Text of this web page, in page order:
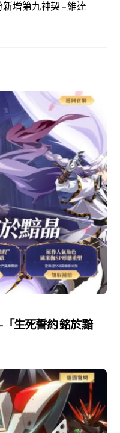
增第九神契 – 維達
「生死誓約 銘於黯